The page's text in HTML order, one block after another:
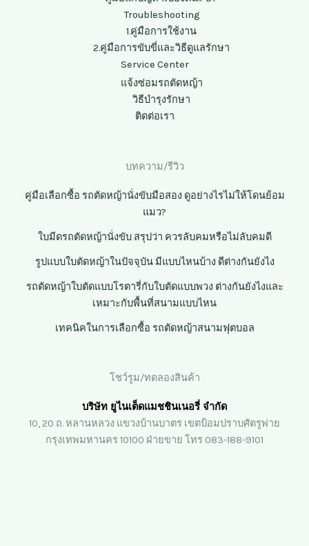
Troubleshooting
1.คู่มือการใช้งาน
2.คู่มือการขับขี่และวิธีดูแลรักษา
Service Center
แจ้งซ่อมรถตัดหญ้า
วิธีบำรุงรักษา
ติดต่อเรา
บทความ/รีวิว
คู่มือเลือกซื้อ รถตัดหญ้านั่งขับมือสอง ดูอย่างไรไม่ให้โดนย้อม
แมว?
ใบมีดรถตัดหญ้านั่งขับ สรุปว่า ควรลับคมหรือไม่ลับคมดี
รูปแบบใบตัดหญ้าในปัจจุบัน มีแบบไหนบ้าง ดีต่างกันยังไง
รถตัดหญ้าใบตัดแบบโรตารี่กับใบตัดแบบพวง ต่างกันยังไงและ
เหมาะกับพื้นที่สนามแบบไหน
เทคนิคในการเลือกซื้อ รถตัดหญ้าสนามฟุตบอล
โชว์รูม/ทดลองสินค้า
บริษัท ยูไนเต็ดแมชชินเนอรี่ จำกัด
10, 20 ถ. หลานหลวง แขวงบ้านบาตร เขตป้อมปราบศัตรูพ่าย
กรุงเทพมหานคร 10100 ฝ่ายขาย โทร 083-188-9101